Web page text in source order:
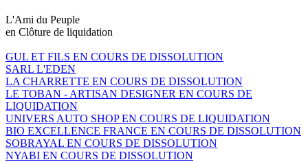
L'Ami du Peuple
en Clôture de liquidation
GUL ET FILS EN COURS DE DISSOLUTION
SARL L'EDEN
LA CHARRETTE EN COURS DE DISSOLUTION
LE TOBAN - ARTISAN DESIGNER EN COURS DE
LIQUIDATION
UNIVERS AUTO SHOP EN COURS DE LIQUIDATION
BIO EXCELLENCE FRANCE EN COURS DE DISSOLUTION
SOBRAYAL EN COURS DE DISSOLUTION
NYABI EN COURS DE DISSOLUTION